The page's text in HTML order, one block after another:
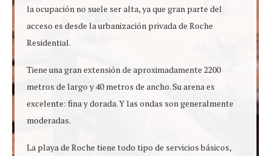
la ocupación no suele ser alta, ya que gran parte del
acceso es desde la urbanización privada de Roche
Residential.
Tiene una gran extensión de aproximadamente 2200
metros de largo y 40 metros de ancho. Su arena es
excelente: fina y dorada. Y las ondas son generalmente
moderadas.
La playa de Roche tiene todo tipo de servicios básicos,